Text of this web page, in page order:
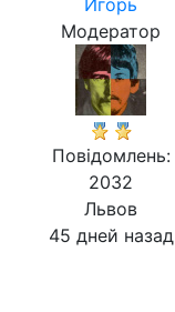
Игорь
Модератор
Повідомлень:
2032
Львов
45 дней назад